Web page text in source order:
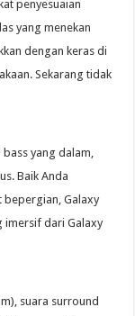
penyesuaian
yang menekan
dengan keras di
Sekarang tidak
yang dalam,
Baik Anda
bepergian, Galaxy
imersif dari Galaxy
suara surround